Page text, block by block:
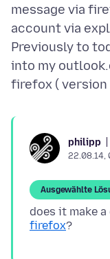
message via
account via
Previously to
into my
philipp
22.08.14,
Ausgewählte
does it make
firefox